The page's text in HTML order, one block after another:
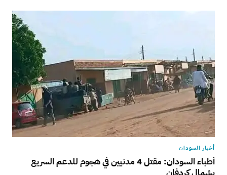
أخبار السودان
أطباء السودان: مقتل 4 مدنيين في هجوم للدعم السريع